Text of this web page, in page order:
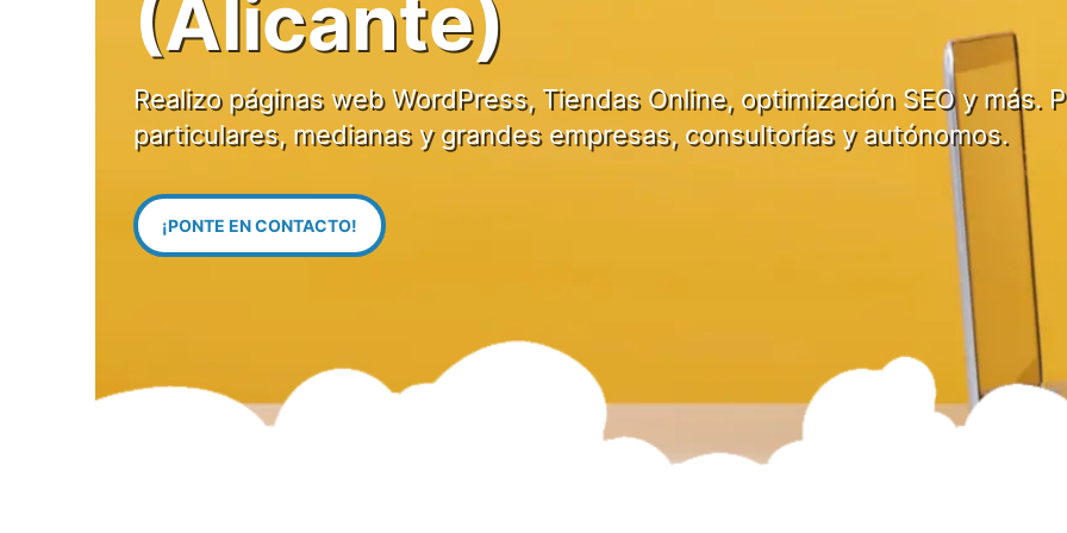
(Alicante)
Realizo páginas web WordPress, Tiendas Online, optimización SEO y más.
particulares, medianas y grandes empresas, consultorías y autónomos.
¡PONTE EN CONTACTO!